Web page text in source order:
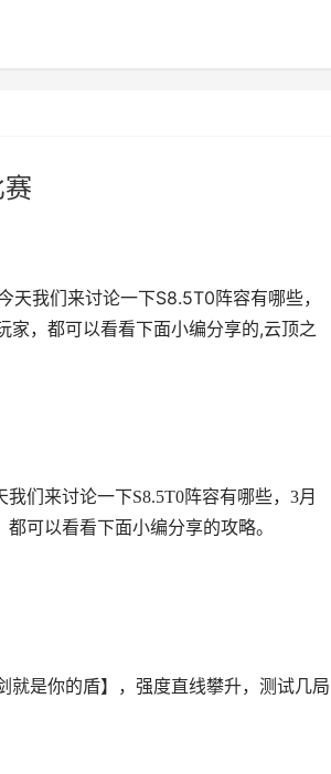
我们来讨论一下S8.5T0阵容有哪些，
，都可以看看下面小编分享的,云顶之
我们来讨论一下S8.5T0阵容有哪些，3月
可以看看下面小编分享的攻略。
就是你的盾】，强度直线攀升，测试几局